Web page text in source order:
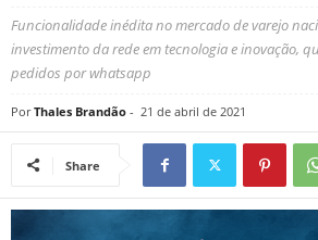
Funcionalidade inédita no mercado de varejo
investimento da rede em tecnologia e inovação,
pedidos por whatsapp
Por Thales Brandão - 21 de abril de 2021
Share